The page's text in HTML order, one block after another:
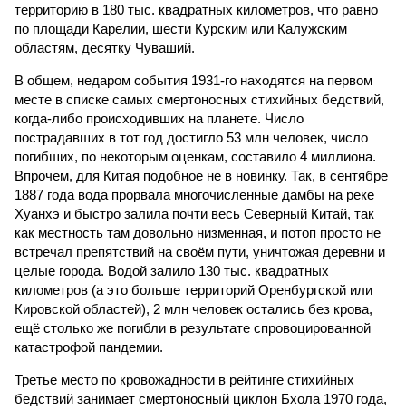
территорию в 180 тыс. квадратных километров, что равно
по площади Карелии, шести Курским или Калужским
областям, десятку Чуваший.
В общем, недаром события 1931-го находятся на первом
месте в списке самых смертоносных стихийных бедствий,
когда-либо происходивших на планете. Число
пострадавших в тот год достигло 53 млн человек, число
погибших, по некоторым оценкам, составило 4 миллиона.
Впрочем, для Китая подобное не в новинку. Так, в сентябре
1887 года вода прорвала многочисленные дамбы на реке
Хуанхэ и быстро залила почти весь Северный Китай, так
как местность там довольно низменная, и потоп просто не
встречал препятствий на своём пути, уничтожая деревни и
целые города. Водой залило 130 тыс. квадратных
километров (а это больше территорий Оренбургской или
Кировской областей), 2 млн человек остались без крова,
ещё столько же погибли в результате спровоцированной
катастрофой пандемии.
Третье место по кровожадности в рейтинге стихийных
бедствий занимает смертоносный циклон Бхола 1970 года,